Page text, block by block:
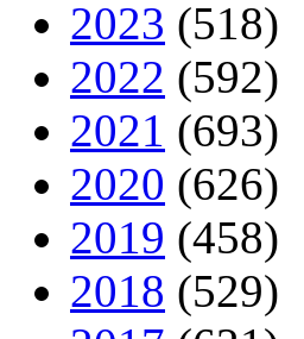
2023 (518)
2022 (592)
2021 (693)
2020 (626)
2019 (458)
2018 (529)